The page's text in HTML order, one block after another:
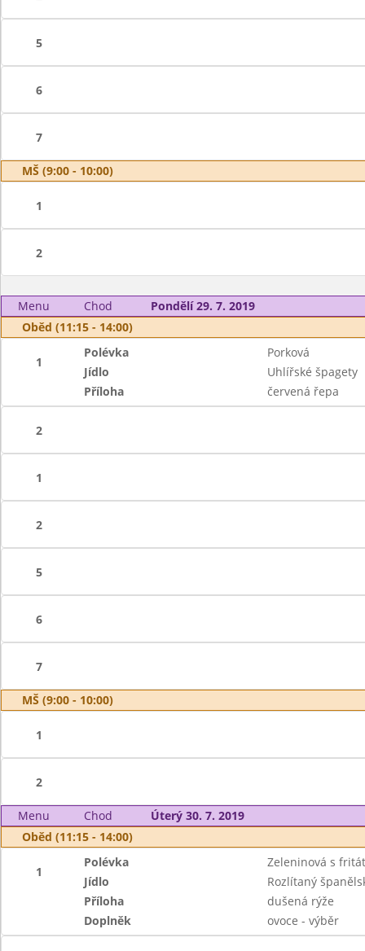
5
6
7
MŠ (9:00 - 10:00)
1
2
Menu Chod
Pondělí 29. 7. 2019
Oběd (11:15 - 14:00)
1
Polévka
Porková
Jídlo
Uhlířské špagety
Příloha
červená řepa
2
1
2
5
6
7
MŠ (9:00 - 10:00)
1
2
Menu Chod
Úterý 30. 7. 2019
Oběd (11:15 - 14:00)
1
Polévka
Zeleninová s
Jídlo
Rozlítaný
Příloha
dušená rýže
Doplněk
ovoce - výběr